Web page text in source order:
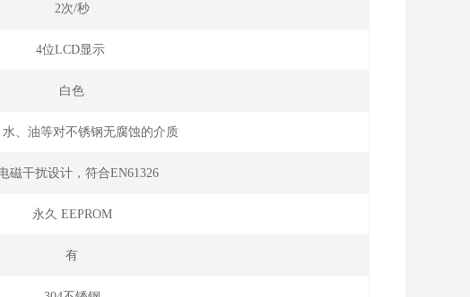
2次/秒
4位LCD显示
白色
水、油等对不锈钢无腐蚀的介质
磁干扰设计，符合EN61326
永久 EEPROM
有